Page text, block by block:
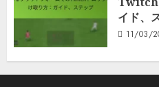
イド、
11/03/